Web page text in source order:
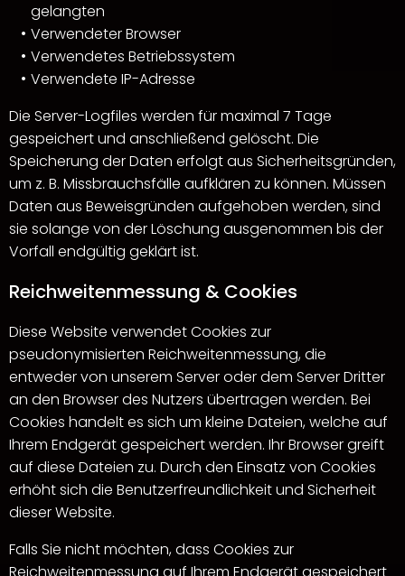
gelangten
Verwendeter Browser
Verwendetes Betriebssystem
Verwendete IP-Adresse
Die Server-Logfiles werden für maximal 7 Tage
gespeichert und anschließend gelöscht. Die
Speicherung der Daten erfolgt aus Sicherheitsgründen,
um z. B. Missbrauchsfälle aufklären zu können. Müssen
Daten aus Beweisgründen aufgehoben werden, sind
sie solange von der Löschung ausgenommen bis der
Vorfall endgültig geklärt ist.
Reichweitenmessung & Cookies
Diese Website verwendet Cookies zur
pseudonymisierten Reichweitenmessung, die
entweder von unserem Server oder dem Server Dritter
an den Browser des Nutzers übertragen werden. Bei
Cookies handelt es sich um kleine Dateien, welche auf
Ihrem Endgerät gespeichert werden. Ihr Browser greift
auf diese Dateien zu. Durch den Einsatz von Cookies
erhöht sich die Benutzerfreundlichkeit und Sicherheit
dieser Website.
Falls Sie nicht möchten, dass Cookies zur